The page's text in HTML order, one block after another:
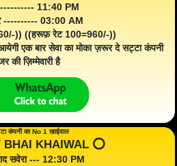
11:40 PM
---------- 03:00 AM
)) ((हरूफ़ रेट 100=960/-))
एक बार सेवा का मोका ज़रूर दे सट्टा कंपनी
की ज़िम्मेवारी है
कंपनी का No 1 खाईवाल
BHAI KHAIWAL ⭕️
सवेरा --- 12:30 PM